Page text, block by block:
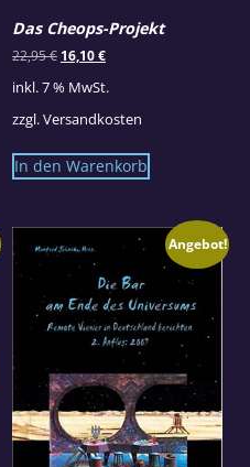
Das Cheops-Projekt
22,95€ Ursprünglicher
war:
22,95 €
16,10€Aktueller
ist:
16,10 €.
inkl. 7 % MwSt.
zzgl.Versandkosten
In den Warenkorb
Angebot!